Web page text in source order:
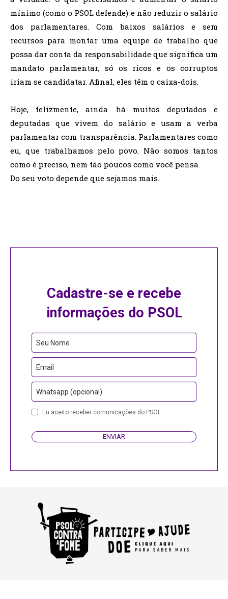
mínimo (como o PSOL defende) e não reduzir o salário
dos parlamentares. Com baixos salários e sem
recursos para montar uma equipe de trabalho que
possa dar conta da responsabilidade que significa um
mandato parlamentar, só os ricos e os corruptos
iriam se candidatar. Afinal, eles têm o caixa-dois.
Hoje, felizmente, ainda há muitos deputados e
deputadas que vivem do salário e usam a verba
parlamentar com transparência. Parlamentares como
eu, que trabalhamos pelo povo. Não somos tantos
como é preciso, nem tão poucos como você pensa.
Do seu voto depende que sejamos mais.
Cadastre-se e recebe
informações do PSOL
Business
Email
Seu Nome
Email
Whatsapp (opcional)
Eu aceito receber comunicações do PSOL.
ENVIAR